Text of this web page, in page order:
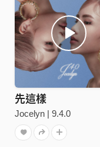
先這樣
Jocelyn | 9.4.0